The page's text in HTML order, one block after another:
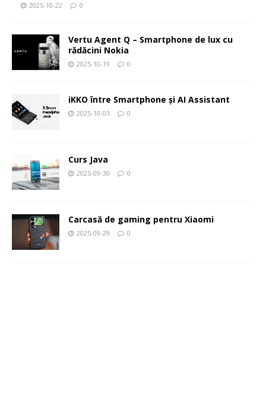
2025-10-22 0
Vertu Agent Q – Smartphone de lux cu
rădăcini Nokia
2025-10-19 0
iKKO între Smartphone și AI Assistant
2025-10-03 0
Curs Java
2025-09-30 0
Carcasă de gaming pentru Xiaomi
2025-09-29 0